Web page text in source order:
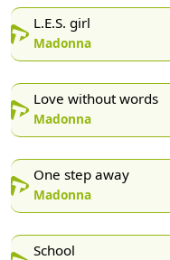
L.E.S. girl
Madonna
Love without words
Madonna
One step away
Madonna
School